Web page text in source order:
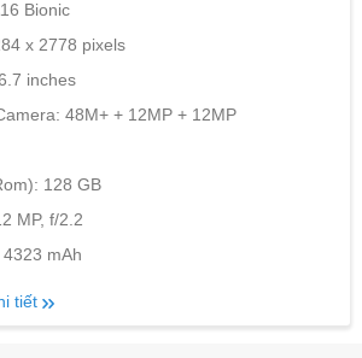
Bionic
x 2778 pixels
inches
48M+ + 12MP + 12MP
128 GB
MP, f/2.2
mAh
tiết